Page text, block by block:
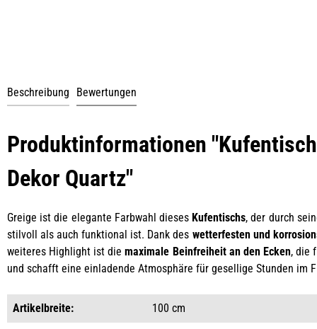
Beschreibung Bewertungen
Produktinformationen
Dekor Quartz"
Greige ist die elegante Farbwahl dieses Kufentischs, der durch
stilvoll als auch funktional ist. Dank des wetterfesten und
weiteres Highlight ist diemaximale Beinfreiheit an den Ecken, die
und schafft eine einladende Atmosphäre für gesellige Stunden im
Artikelbreite: 100 cm